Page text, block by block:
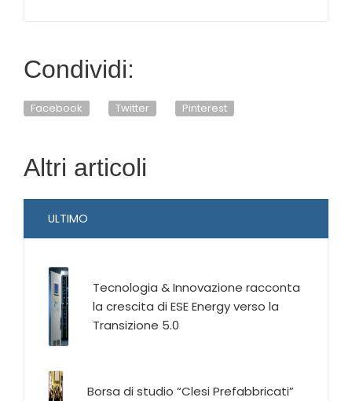
Condividi:
Facebook Twitter Pinterest
Altri articoli
ULTIMO
Tecnologia & Innovazione racconta
la crescita di ESE Energy verso la
Transizione 5.0
Borsa di studio “Clesi Prefabbricati”